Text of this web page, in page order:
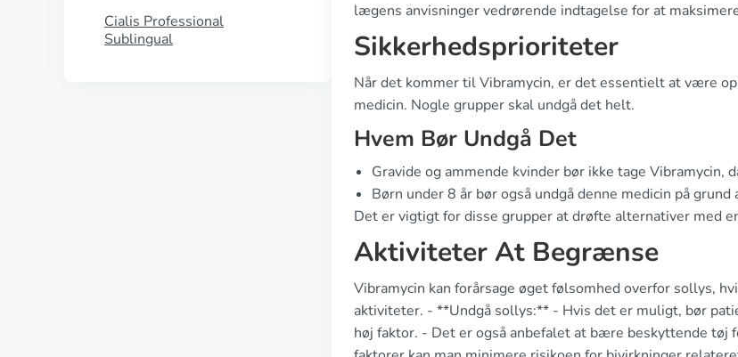
Cialis Professional
Sublingual
lægens anvisninger vedrørende indtagelse for at
Sikkerhedsprioriteter
Når det kommer til Vibramycin, er det essentielt at være
medicin. Nogle grupper skal undgå det helt.
Hvem Bør Undgå Det
Gravide og ammende kvinder bør ikke tage Vibramycin,
Børn under 8 år bør også undgå denne medicin på
Det er vigtigt for disse grupper at drøfte alternativer med
Aktiviteter At Begrænse
Vibramycin kan forårsage øget følsomhed overfor sollys,
aktiviteter. - **Undgå sollys:** - Hvis det er muligt, bør
høj faktor. - Det er også anbefalet at bære beskyttende tøj